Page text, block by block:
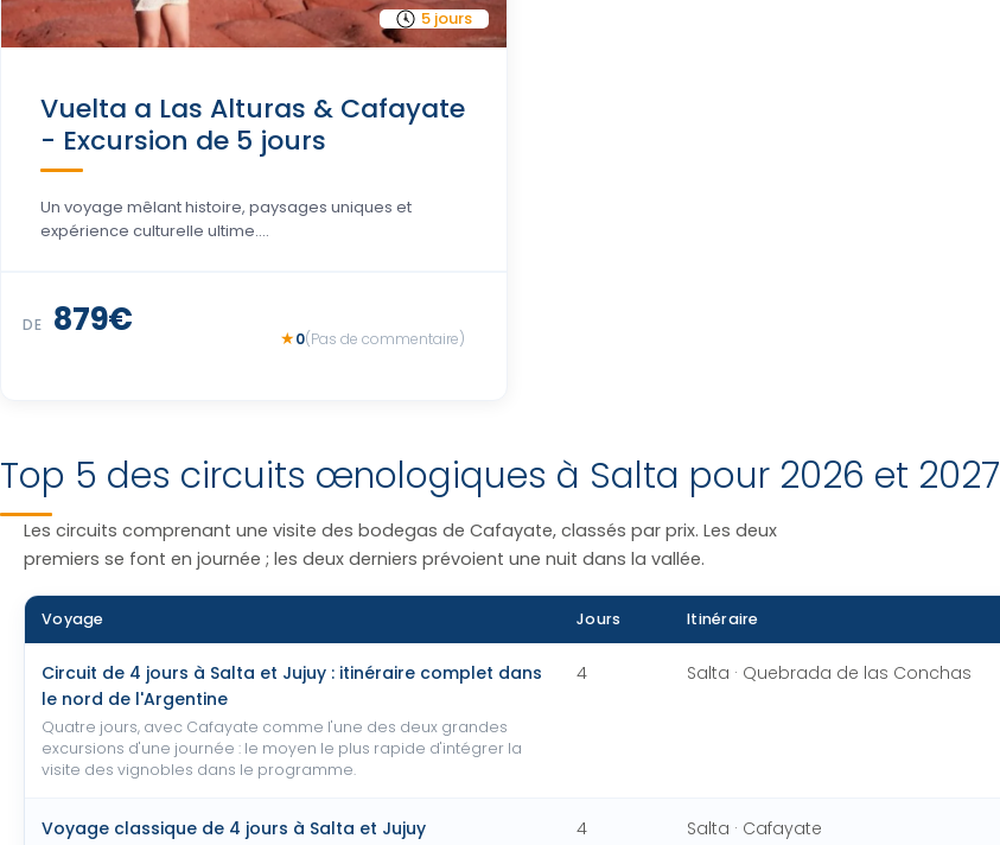
5 jours
Vuelta a Las Alturas & Cafayate
- Excursion de 5 jours
Un voyage mêlant histoire, paysages uniques et
expérience culturelle ultime....
DE USD 1.016 0(Pas de commentaire)
Top 5 des circuits œnologiques à Salta pour 2026 et 2027
Les circuits comprenant une visite des bodegas de Cafayate, classés par prix. Les deux
premiers se font en journée ; les deux derniers prévoient une nuit dans la vallée.
Voyage Jours Itinéraire
Circuit de 4 jours à Salta et Jujuy : itinéraire complet dans
le nord de l'Argentine
Quatre jours, avec Cafayate comme l'une des deux grandes
excursions d'une journée : le moyen le plus rapide d'intégrer la
visite des vignobles dans le programme.
4 Salta · Quebrada de las Conchas
Voyage classique de 4 jours à Salta et Jujuy 4 Salta · Cafayate